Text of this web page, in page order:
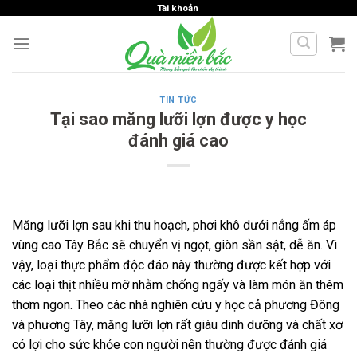
content
Tài khoản
TIN TỨC
Tại sao măng lưỡi lợn được y học
đánh giá cao
Măng lưỡi lợn sau khi thu hoạch, phơi khô dưới nắng ấm áp
vùng cao Tây Bắc sẽ chuyển vị ngọt, giòn sần sật, dễ ăn. Vì
vậy, loại thực phẩm độc đáo này thường được kết hợp với
các loại thịt nhiều mỡ nhằm chống ngấy và làm món ăn thêm
thơm ngon. Theo các nhà nghiên cứu y học cả phương Đông
và phương Tây, măng lưỡi lợn rất giàu dinh dưỡng và chất xơ
có lợi cho sức khỏe con người nên thường được đánh giá